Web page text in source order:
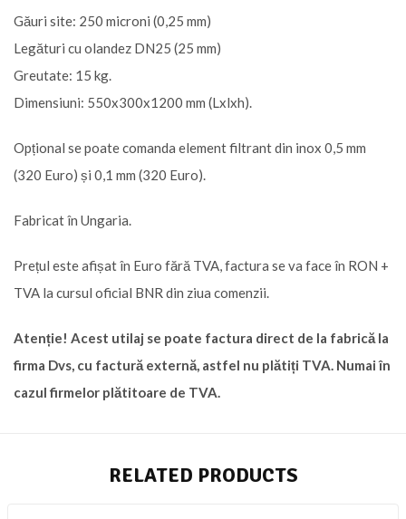
Găuri site: 250 microni (0,25 mm)
Legături cu olandez DN25 (25 mm)
Greutate: 15 kg.
Dimensiuni: 550x300x1200 mm (Lxlxh).
Opțional se poate comanda element filtrant din inox 0,5 mm
(320 Euro) și 0,1 mm (320 Euro).
Fabricat în Ungaria.
Prețul este afișat în Euro fără TVA, factura se va face în RON +
TVA la cursul oficial BNR din ziua comenzii.
Atenție! Acest utilaj se poate factura direct de la fabrică la
firma Dvs, cu factură externă, astfel nu plătiți TVA. Numai în
cazul firmelor plătitoare de TVA.
RELATED PRODUCTS